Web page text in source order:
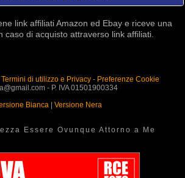
link affiliati Amazon ed Ebay e riceve una
caso di acquisto attraverso link affiliati.
Termini di utilizzo e Privacy- Preferenze Cookie
- P. IVA 01501900334
Bianca
Versione Nera
Essere Ovunque Attorno a Me